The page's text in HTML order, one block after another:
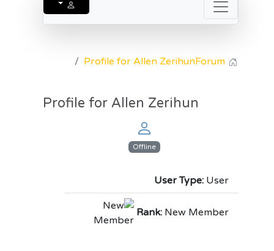
Forum
Profile for Allen Zerihun
Profile for Allen Zerihun
Offline
User Type: User
Rank: New Member